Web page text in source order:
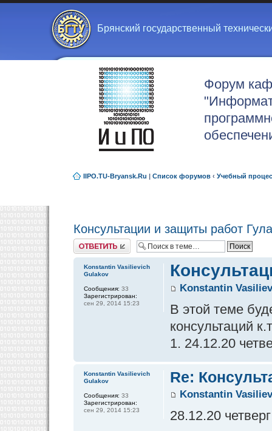
Брянский государственный
Форум
IIPO.TU-Bryansk.Ru | Список форумов ‹ Учебный
Консультации и защиты работ
Ответить
Konstantin
В этой теме
консультаций
1. 24.12.20
Konstantin Vasilievich
Gulakov
Сообщения: 33
Зарегистрирован:
сен 29, 2014 15:23
Re:
Konstantin
28.12.20
Konstantin Vasilievich
Gulakov
Сообщения: 33
Зарегистрирован:
сен 29, 2014 15:23